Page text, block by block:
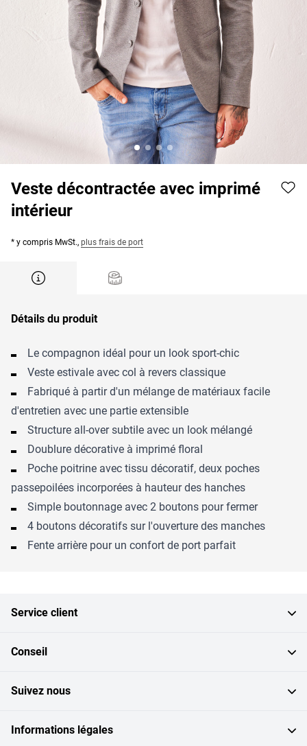
Veste décontractée avec imprimé
intérieur
* y compris MwSt., plus frais de port
Détails du produit
Le compagnon idéal pour un look sport-chic
Veste estivale avec col à revers classique
Fabriqué à partir d'un mélange de matériaux facile
d'entretien avec une partie extensible
Structure all-over subtile avec un look mélangé
Doublure décorative à imprimé floral
Poche poitrine avec tissu décoratif, deux poches
passepoilées incorporées à hauteur des hanches
Simple boutonnage avec 2 boutons pour fermer
4 boutons décoratifs sur l'ouverture des manches
Fente arrière pour un confort de port parfait
Service client
Conseil
Suivez nous
Informations légales